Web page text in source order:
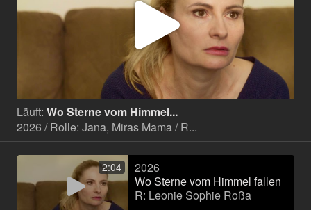
Video
Läuft: Wo Sterne vom Himmel...
2026 / Rolle: Jana, Miras Mama / R...
2:04
2026
Wo Sterne vom Himmel fallen
R: Leonie Sophie Roßa